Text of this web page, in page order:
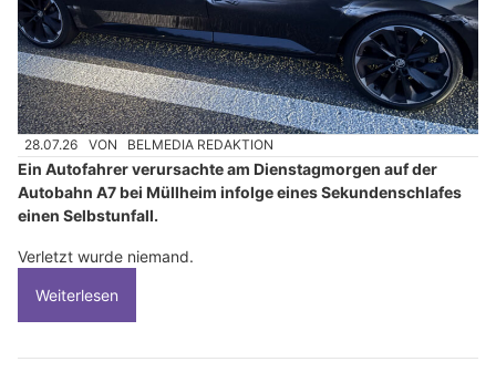
28.07.26 VON BELMEDIA REDAKTION
Ein Autofahrer verursachte am Dienstagmorgen auf der
Autobahn A7 bei Müllheim infolge eines Sekundenschlafes
einen Selbstunfall.
Verletzt wurde niemand.
Weiterlesen